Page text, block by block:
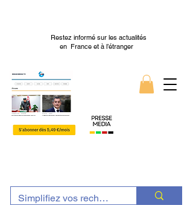
Restez informé sur les actualités
en France et à l’étranger